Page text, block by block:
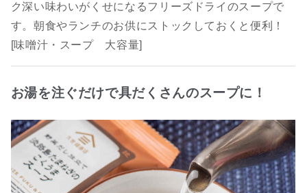
ク深い味わいがくせになるフリーズドライのスープで
す。朝食やランチのお供にストックしておくと便利！
[味噌汁・スープ 大容量]
お湯を注ぐだけで具だくさんのスープに！